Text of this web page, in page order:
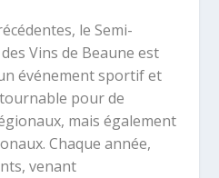
le Semi-
Vins de Beaune est
événement sportif et
pour de
mais également
Chaque année,
venant